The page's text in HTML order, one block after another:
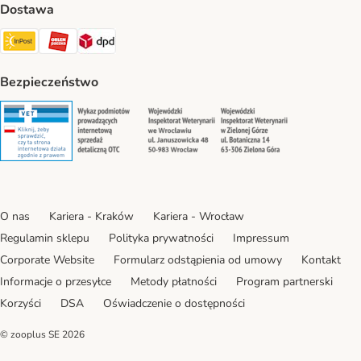
Dostawa
Paczkomat® Shipping Method
ORLEN Paczka Shipping Method
DPD Shipping Method
Bezpieczeństwo
Security Security Security
O nas Kariera - Kraków
Kariera - Wrocław
Regulamin sklepu
Polityka prywatności
Impressum
Corporate Website
Formularz odstąpienia od umowy
Kontakt
Informacje o przesyłce
Metody płatności
Program partnerski
Korzyści
DSA Oświadczenie o dostępności
© zooplus SE 2026